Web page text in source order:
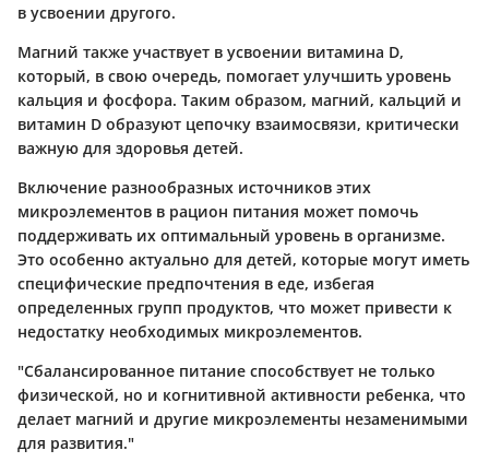
в усвоении другого.
Магний также участвует в усвоении витамина D,
который, в свою очередь, помогает улучшить уровень
кальция и фосфора. Таким образом, магний, кальций и
витамин D образуют цепочку взаимосвязи, критически
важную для здоровья детей.
Включение разнообразных источников этих
микроэлементов в рацион питания может помочь
поддерживать их оптимальный уровень в организме.
Это особенно актуально для детей, которые могут иметь
специфические предпочтения в еде, избегая
определенных групп продуктов, что может привести к
недостатку необходимых микроэлементов.
"Сбалансированное питание способствует не только
физической, но и когнитивной активности ребенка, что
делает магний и другие микроэлементы незаменимыми
для развития."